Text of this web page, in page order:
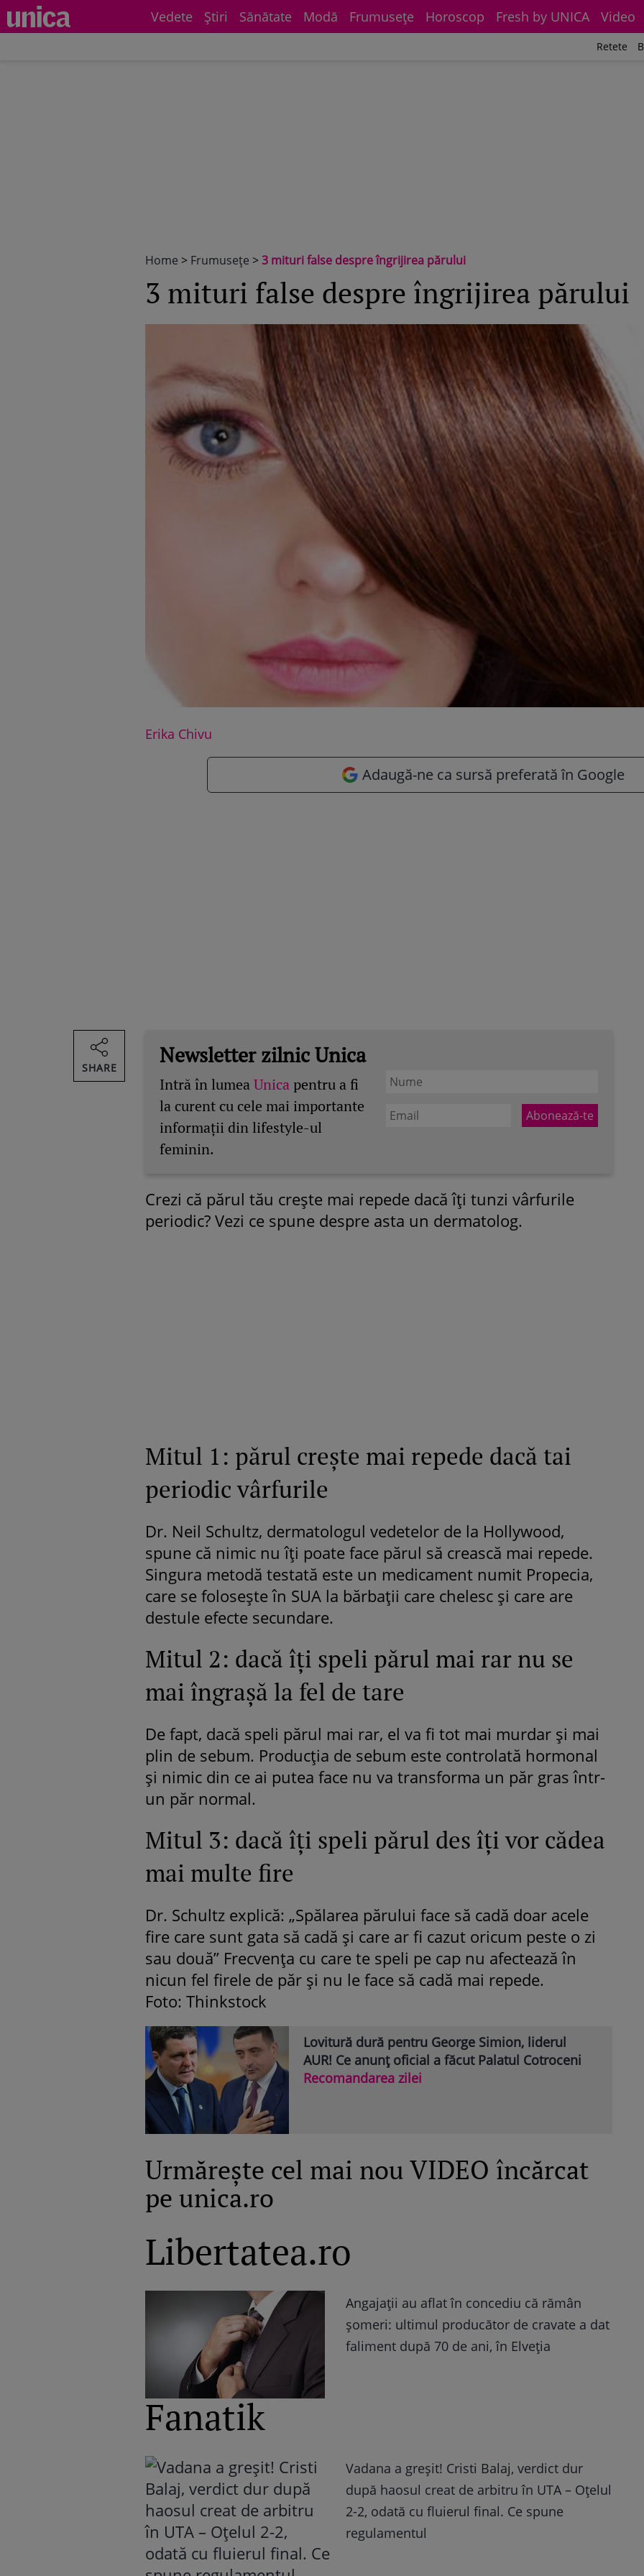
Vedete Știri Sănătate Modă Frumuseţe Horoscop Fresh by UNICA Video
Retete
Home > Frumuseţe >3 mituri false despre îngrijirea părului
3 mituri false despre îngrijirea părului
Erika Chivu
Adaugă-ne ca sursă preferată în Google
Newsletter zilnic Unica
Intră în lumeaUnica pentru a fi
la curent cu cele mai importante
informații din lifestyle-ul
feminin.
Crezi că părul tău creşte mai repede dacă îţi tunzi vârfurile
periodic? Vezi ce spune despre asta un dermatolog.
Mitul 1: părul creşte mai repede dacă tai
periodic vârfurile
Dr. Neil Schultz, dermatologul vedetelor de la Hollywood,
spune că nimic nu îţi poate face părul să crească mai repede.
Singura metodă testată este un medicament numit Propecia,
care se foloseşte în SUA la bărbaţii care chelesc şi care are
destule efecte secundare.
Mitul 2: dacă îţi speli părul mai rar nu se
mai îngraşă la fel de tare
De fapt, dacă speli părul mai rar, el va fi tot mai murdar şi mai
plin de sebum. Producţia de sebum este controlată hormonal
şi nimic din ce ai putea face nu va transforma un păr gras într-
un păr normal.
Mitul 3: dacă îţi speli părul des îţi vor cădea
mai multe fire
Dr. Schultz explică: „Spălarea părului face să cadă doar acele
fire care sunt gata să cadă şi care ar fi cazut oricum peste o zi
sau două” Frecvenţa cu care te speli pe cap nu afectează în
nicun fel firele de păr şi nu le face să cadă mai repede.
Foto: Thinkstock
Lovitură dură pentru George Simion, liderul
AUR! Ce anunț oficial a făcut Palatul Cotroceni
Recomandarea zilei
Urmăreşte cel mai nou VIDEO încărcat
pe unica.ro
Libertatea.ro
Angajații au aflat în concediu că rămân
șomeri: ultimul producător de cravate a dat
faliment după 70 de ani, în Elveția
Fanatik
Vadana a greșit! Cristi Balaj, verdict dur
după haosul creat de arbitru în UTA – Oțelul
2-2, odată cu fluierul final. Ce spune
regulamentul
SHARE